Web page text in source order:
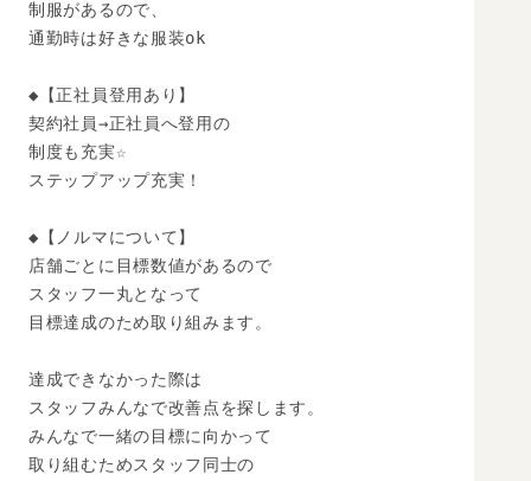
制服があるので、
通勤時は好きな服装ok
◆【正社員登用あり】
契約社員→正社員へ登用の
制度も充実☆
ステップアップ充実！
◆【ノルマについて】
店舗ごとに目標数値があるので
スタッフ一丸となって
目標達成のため取り組みます。
達成できなかった際は
スタッフみんなで改善点を探します。
みんなで一緒の目標に向かって
取り組むためスタッフ同士の